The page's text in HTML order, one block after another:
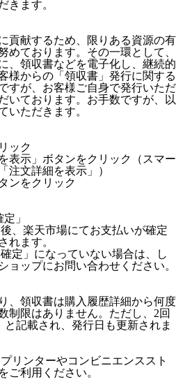
きます。
貢献するため、限りある資源の有
めております。その一環として、
、領収書などを電子化し、継続的
様からの「領収書」発行に関する
すが、お客様ご自身で発行いただ
いております。お手数ですが、以
いただきます。
ック
表示」ボタンをクリック（スマー
注文詳細を表示」）
ンをクリック
」
、楽天市場にてお支払いが確定
れます。
定」になっていない場合は、し
ョップにお問い合わせください。
、領収書は購入履歴詳細から何度
制限はありません。ただし、2回
記載され、発行日も更新されま
リンターやコンビニエンススト
ご利用ください。